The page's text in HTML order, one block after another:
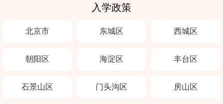
入学政策
北京市 东城区 西城区
朝阳区 海淀区 丰台区
石景山区 门头沟区 房山区